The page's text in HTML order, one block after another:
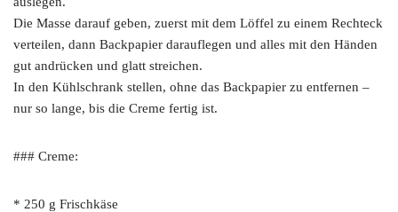
Die Masse darauf geben, zuerst mit dem Löffel zu einem Rechteck
verteilen, dann Backpapier darauflegen und alles mit den Händen
gut andrücken und glatt streichen.
In den Kühlschrank stellen, ohne das Backpapier zu entfernen –
nur so lange, bis die Creme fertig ist.
### Creme:
* 250 g Frischkäse